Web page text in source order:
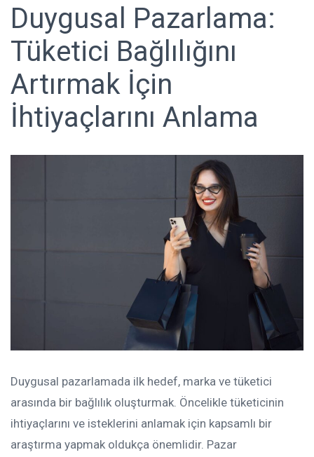
Duygusal Pazarlama:
Tüketici Bağlılığını
Artırmak İçin
İhtiyaçlarını Anlama
Duygusal pazarlamada ilk hedef, marka ve tüketici
arasında bir bağlılık oluşturmak. Öncelikle tüketicinin
ihtiyaçlarını ve isteklerini anlamak için kapsamlı bir
araştırma yapmak oldukça önemlidir. Pazar